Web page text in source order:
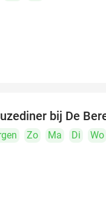
bij De
Zo Ma Di Wo